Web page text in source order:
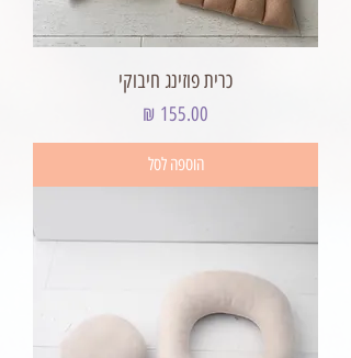
כרית פוזינג חיבוקי
מחיר
הוספה לסל